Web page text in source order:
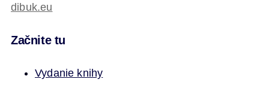
dibuk.eu
Začnite tu
Vydanie knihy